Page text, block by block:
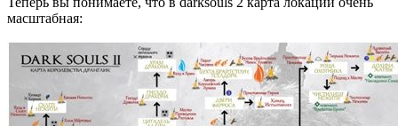
масштабная: